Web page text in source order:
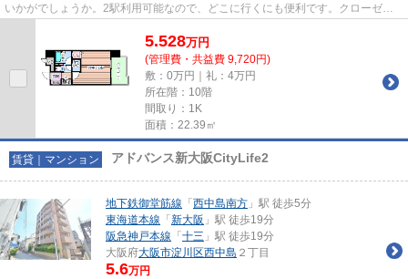
いかがでしょうか。2駅利用可能なので、どこに行くにも便利です。クローゼッ
5.528万円
(管理費・共益費 9,720円)
敷：0万円｜礼：4万円
所在階：10階
間取り：1K
面積：22.39㎡
賃貸｜マンション アドバンス新大阪CityLife2
地下鉄御堂筋線 「 西中島南方 」駅 徒歩5分
東海道本線 「 新大阪 」駅 徒歩19分
阪急神戸本線 「 十三 」駅 徒歩19分
大阪府大阪市淀川区西中島 ２丁目
5.6万円